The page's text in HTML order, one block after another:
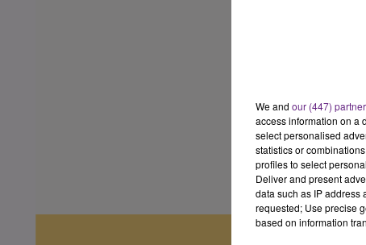
We and our (447)
access information on a
select personalised
statistics or
profiles to select
Deliver and present
data such as IP address
requested; Use precise
based on information